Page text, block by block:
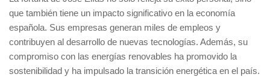
que también tiene un impacto significativo en la economía
española. Sus empresas generan miles de empleos y
contribuyen al desarrollo de nuevas tecnologías. Además, su
compromiso con las energías renovables ha promovido la
sostenibilidad y ha impulsado la transición energética en el país.